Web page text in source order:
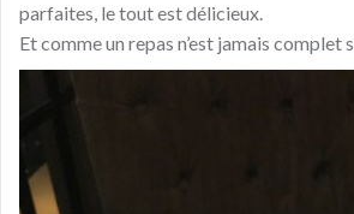
parfaites, le tout est délicieux.
Et comme un repas n’est jamais complet